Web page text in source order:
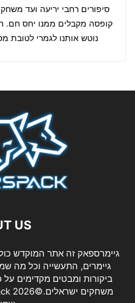
סיפורים רחבי יריעה ועד
קופסה מקבלים ממנו יחס חם.
נוטש אותנו לגמרי לטובת
US
גיימרספאק זה אתר המוקדש
גיימרים, התעשייה וכל מה
ביקורות ומבטים מקדימים